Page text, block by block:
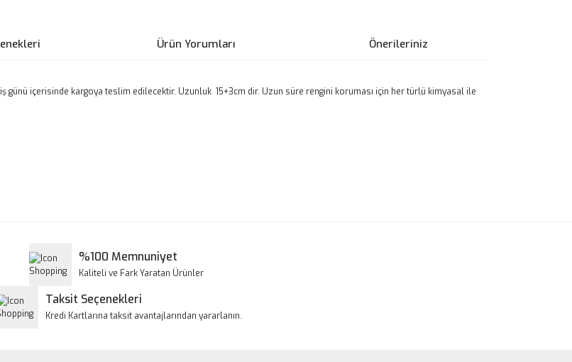
Ürün Yorumları Önerileriniz
iş günü içerisinde kargoya teslim edilecektir. Uzunluk 15+3cm dir. Uzun süre rengini koruması için her türlü kimyasal ile
%100 Memnuniyet
Kaliteli ve Fark Yaratan Ürünler
Taksit Seçenekleri
Kredi Kartlarına taksit avantajlarından yararlanın.